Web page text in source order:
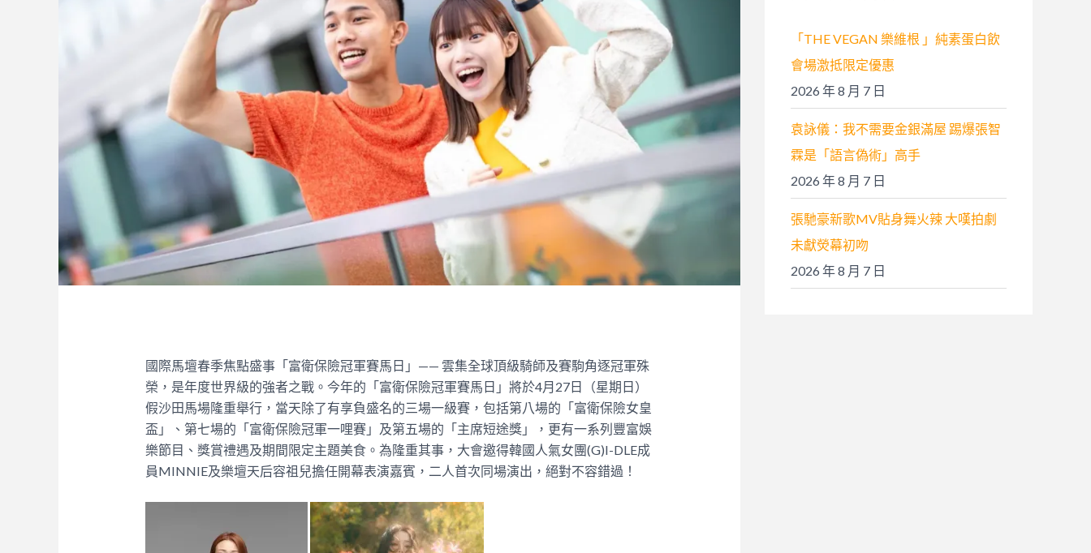
國際馬壇春季焦點盛事「富衛保險冠軍賽馬日」—— 雲集全球頂級騎師及賽駒角逐冠軍殊
榮，是年度世界級的強者之戰。今年的「富衛保險冠軍賽馬日」將於4月27日（星期日）
假沙田馬場隆重舉行，當天除了有享負盛名的三場一級賽，包括第八場的「富衛保險女皇
盃」、第七場的「富衛保險冠軍一哩賽」及第五場的「主席短途獎」，更有一系列豐富娛
樂節目、獎賞禮遇及期間限定主題美食。為隆重其事，大會邀得韓國人氣女團(G)I-DLE成
員MINNIE及樂壇天后容祖兒擔任開幕表演嘉賓，二人首次同場演出，絕對不容錯過！
「THE VEGAN 樂維根 」純素蛋白飲
會場激抵限定優惠
2026 年 8 月 7 日
袁詠儀：我不需要金銀滿屋 踢爆張智
霖是「語言偽術」高手
2026 年 8 月 7 日
張馳豪新歌MV貼身舞火辣 大嘆拍劇
未獻熒幕初吻
2026 年 8 月 7 日